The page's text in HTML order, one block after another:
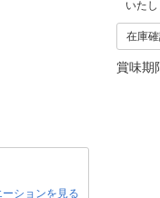
ションを見る
いたし
在庫
賞味期